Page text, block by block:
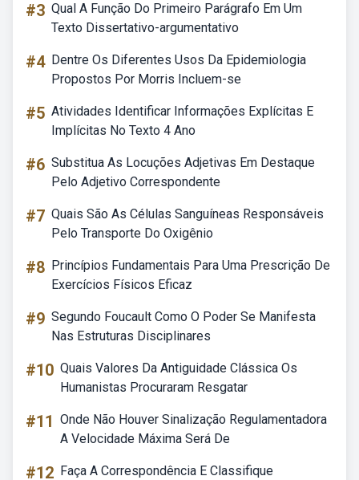
#3 Qual A Função Do Primeiro Parágrafo Em Um
Texto Dissertativo-argumentativo
#4 Dentre Os Diferentes Usos Da Epidemiologia
Propostos Por Morris Incluem-se
#5 Atividades Identificar Informações Explícitas E
Implícitas No Texto 4 Ano
#6 Substitua As Locuções Adjetivas Em Destaque
Pelo Adjetivo Correspondente
#7 Quais São As Células Sanguíneas Responsáveis
Pelo Transporte Do Oxigênio
#8 Princípios Fundamentais Para Uma Prescrição De
Exercícios Físicos Eficaz
#9 Segundo Foucault Como O Poder Se Manifesta
Nas Estruturas Disciplinares
#10 Quais Valores Da Antiguidade Clássica Os
Humanistas Procuraram Resgatar
#11 Onde Não Houver Sinalização Regulamentadora
A Velocidade Máxima Será De
#12 Faça A Correspondência E Classifique